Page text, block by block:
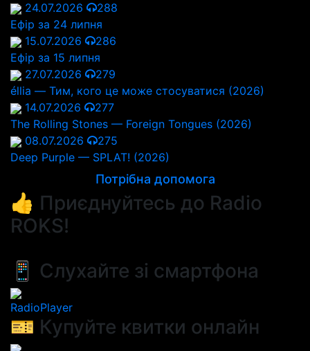
24.07.2026
288
Ефір за 24 липня
15.07.2026
286
Ефір за 15 липня
27.07.2026
279
éllia — Тим, кого це може стосуватися (2026)
14.07.2026
277
The Rolling Stones — Foreign Tongues (2026)
08.07.2026
275
Deep Purple — SPLAT! (2026)
Потрібна допомога
👍 Приєднуйтесь до Radio
ROKS!
📱 Слухайте зі смартфона
RadioPlayer
🎫 Купуйте квитки онлайн